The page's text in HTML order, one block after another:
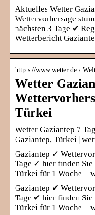
Aktuelles Wetter
Wettervorhersage
nächsten 3 Tage ✔
Wetterbericht
http s://www.wetter.de ›
Wetter
Türkei
Wetter Gaziantep 7
Gaziantep, Türkei |
Gaziantep ✓
Tage ✓ hier finden Sie
Türkei für 1 Woche –
Gaziantep ✔
Tage ✔ hier finden Sie
Türkei für 1 Woche –